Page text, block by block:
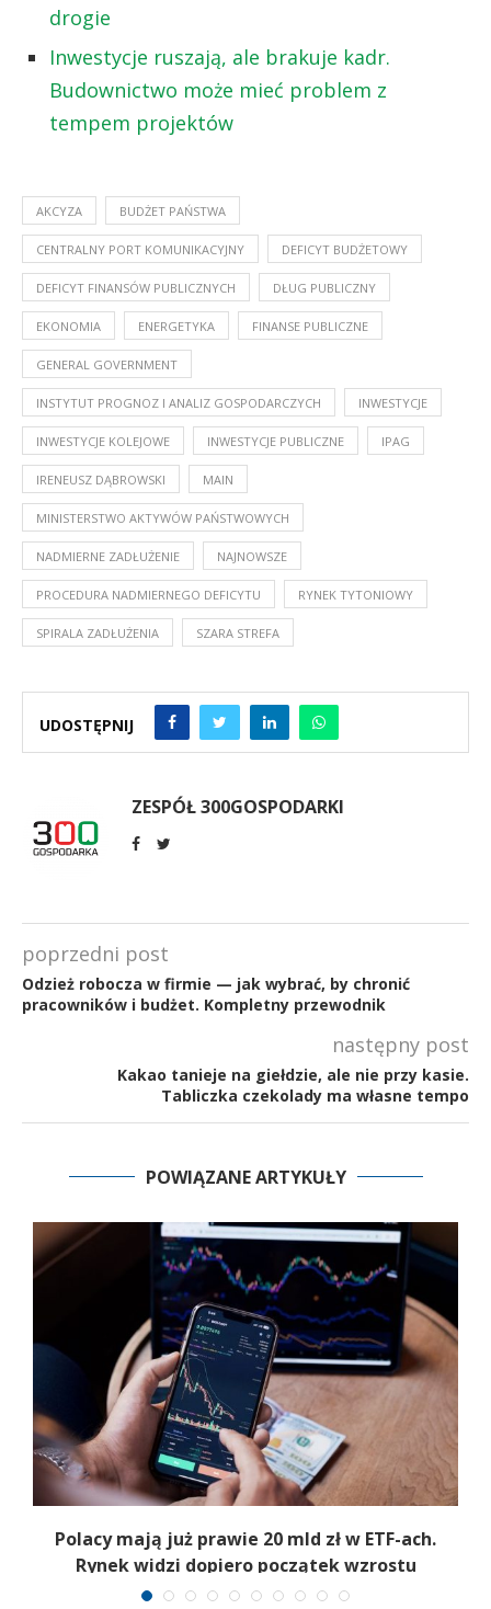
drogie
Inwestycje ruszają, ale brakuje kadr.
Budownictwo może mieć problem z
tempem projektów
AKCYZA BUDŻET PAŃSTWA
CENTRALNY PORT KOMUNIKACYJNY DEFICYT BUDŻETOWY
DEFICYT FINANSÓW PUBLICZNYCH DŁUG PUBLICZNY
EKONOMIA ENERGETYKA FINANSE PUBLICZNE
GENERAL GOVERNMENT
INSTYTUT PROGNOZ I ANALIZ GOSPODARCZYCH INWESTYCJE
INWESTYCJE KOLEJOWE INWESTYCJE PUBLICZNE IPAG
IRENEUSZ DĄBROWSKI MAIN
MINISTERSTWO AKTYWÓW PAŃSTWOWYCH
NADMIERNE ZADŁUŻENIE NAJNOWSZE
PROCEDURA NADMIERNEGO DEFICYTU RYNEK TYTONIOWY
SPIRALA ZADŁUŻENIA SZARA STREFA
UDOSTĘPNIJ
ZESPÓŁ 300GOSPODARKI
poprzedni post
Odzież robocza w firmie — jak wybrać, by chronić
pracowników i budżet. Kompletny przewodnik
następny post
Kakao tanieje na giełdzie, ale nie przy kasie.
Tabliczka czekolady ma własne tempo
POWIĄZANE ARTYKUŁY
Polacy mają już prawie 20 mld zł w ETF-ach.
Rynek widzi dopiero początek wzrostu